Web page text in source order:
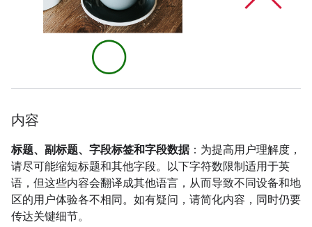
内容
标题、副标题、字段标签和字段数据：为提高用户理解度，
请尽可能缩短标题和其他字段。以下字符数限制适用于英
语，但这些内容会翻译成其他语言，从而导致不同设备和地
区的用户体验各不相同。如有疑问，请简化内容，同时仍要
传达关键细节。